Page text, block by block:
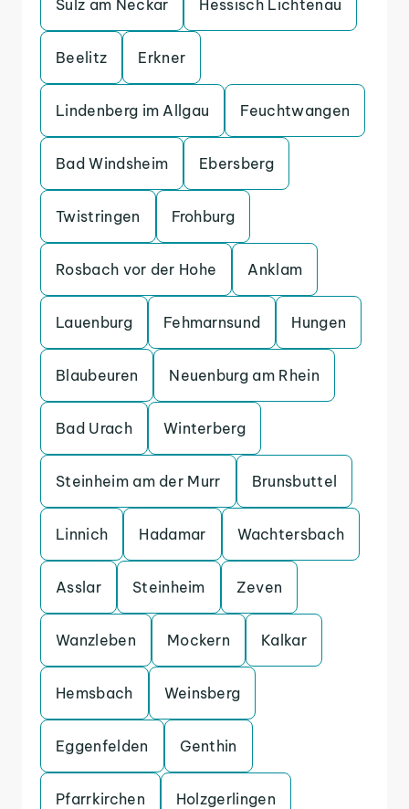
Sulz am Neckar Hessisch Lichtenau
Beelitz Erkner
Lindenberg im Allgau Feuchtwangen
Bad Windsheim Ebersberg
Twistringen Frohburg
Rosbach vor der Hohe Anklam
Lauenburg Fehmarnsund Hungen
Blaubeuren Neuenburg am Rhein
Bad Urach Winterberg
Steinheim am der Murr Brunsbuttel
Linnich Hadamar Wachtersbach
Asslar Steinheim Zeven
Wanzleben Mockern Kalkar
Hemsbach Weinsberg
Eggenfelden Genthin
Pfarrkirchen Holzgerlingen